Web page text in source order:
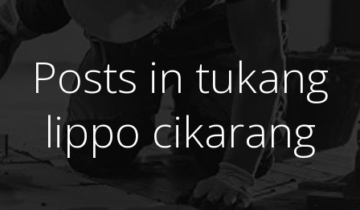
Posts in tukang
lippo cikarang